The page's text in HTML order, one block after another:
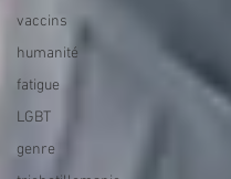
vaccins
humanité
fatigue
LGBT
genre